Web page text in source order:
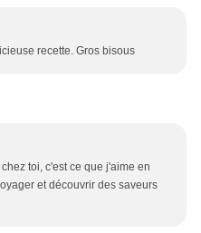
recette. Gros bisous
toi, c'est ce que j'aime en
et découvrir des saveurs